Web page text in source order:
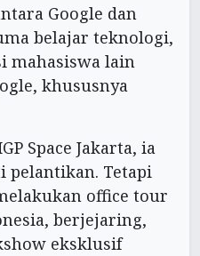
Google dan
belajar teknologi,
mahasiswa lain
khususnya
Space Jakarta, ia
pelantikan. Tetapi
office tour
berjejaring,
eksklusif